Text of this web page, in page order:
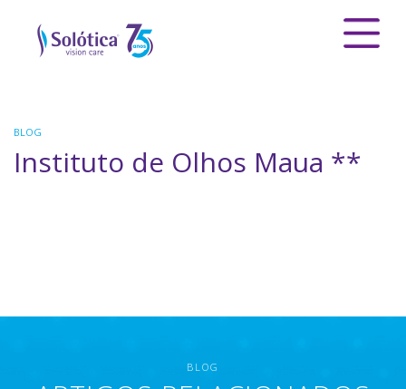
BLOG
Instituto de Olhos Maua **
BLOG